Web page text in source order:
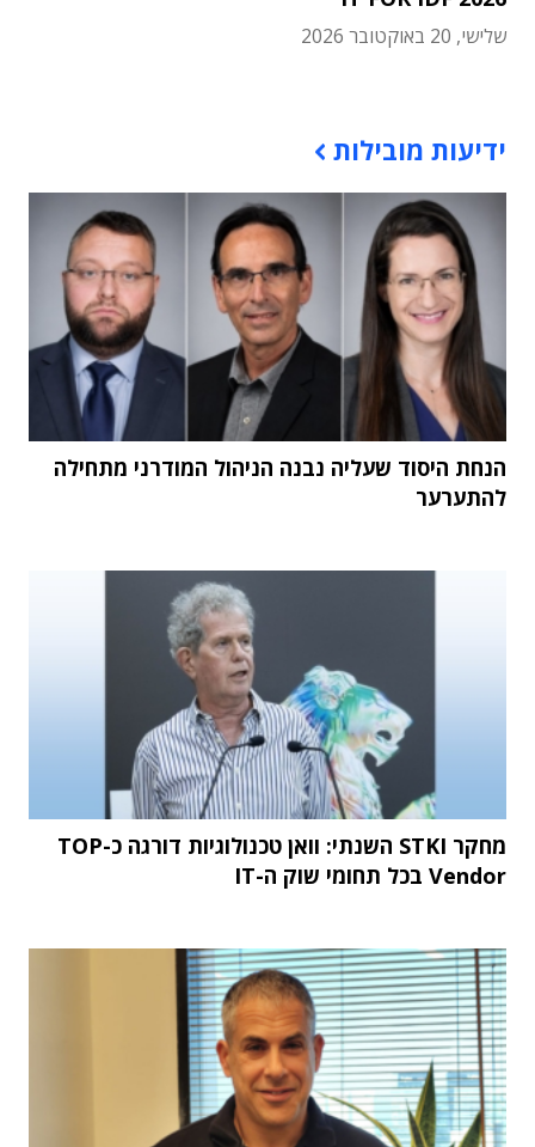
שלישי, 20 באוקטובר 2026
ידיעות מובילות
הנחת היסוד שעליה נבנה הניהול המודרני מתחילה
להתערער
מחקר STKI השנתי: וואן טכנולוגיות דורגה כ-TOP
Vendor בכל תחומי שוק ה-IT